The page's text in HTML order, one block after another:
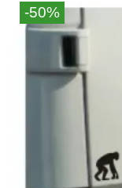
-50%